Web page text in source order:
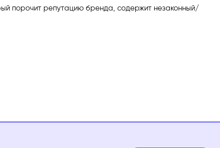
порочит репутацию бренда, содержит незаконный/